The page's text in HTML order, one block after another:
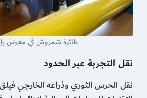
طائرة شمروش في معرض
نقل التجربة عبر الحدود
نقل الحرس الثوري وذراعه الخارجي